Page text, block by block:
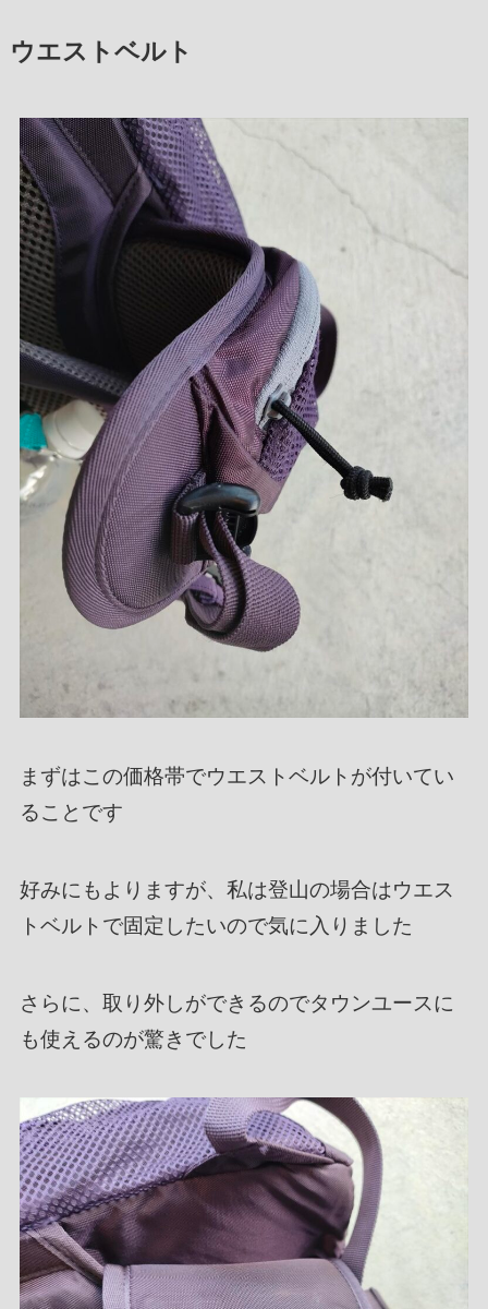
ウエストベルト
まずはこの価格帯でウエストベルトが付いてい
ることです
好みにもよりますが、私は登山の場合はウエス
トベルトで固定したいので気に入りました
さらに、取り外しができるのでタウンユースに
も使えるのが驚きでした